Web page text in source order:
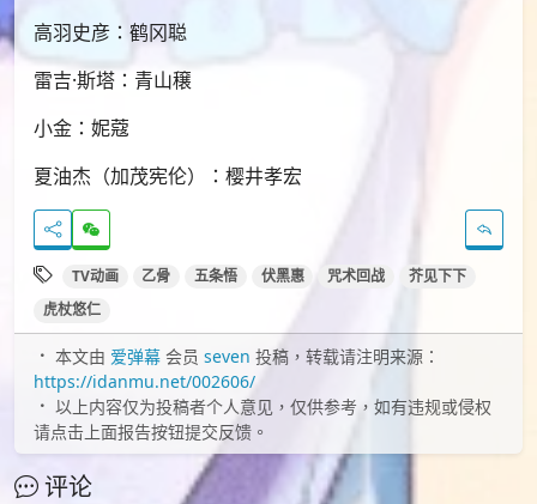
高羽史彦：鹤冈聪
雷吉·斯塔：青山穣
小金：妮蔻
夏油杰（加茂宪伦）：樱井孝宏
TV动画 乙骨 五条悟 伏黑惠 咒术回战
芥见下下
虎杖悠仁
本文由 爱弹幕 会员 seven 投稿，转载请注明来源：
https://idanmu.net/002606/
以上内容仅为投稿者个人意见，仅供参考，如有违规或侵权
请点击上面报告按钮提交反馈。
评论